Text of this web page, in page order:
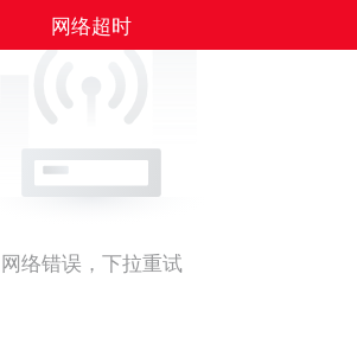
网络错误，下拉重试
网络超时